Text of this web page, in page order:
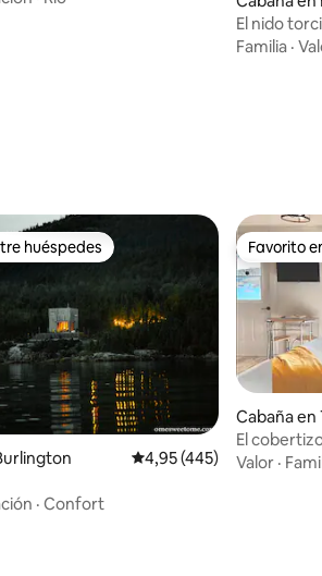
de 5. 19 evaluaciones
El nido
Familia ·
de 5. 80 evaluaciones
huéspedes
huéspedes
Calificación promedio:
4,95 (445)
· Confort
Favorito
Favorito
Cabaña en
Valor ·